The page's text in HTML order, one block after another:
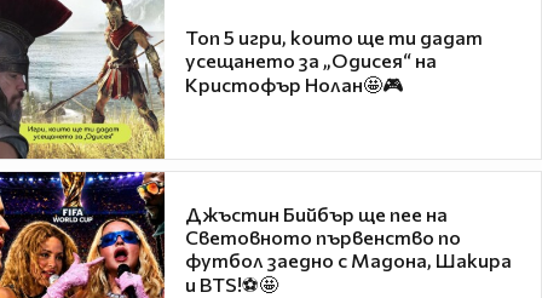
Топ 5 игри, които ще ти дадат
усещането за „Одисея“ на
Кристофър Нолан🤩🎮
Джъстин Бийбър ще пее на
Световното първенство по
футбол заедно с Мадона, Шакира
и BTS!⚽🤩